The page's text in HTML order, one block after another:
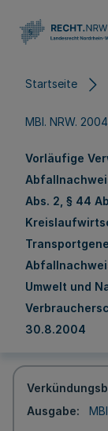
Startseite
MBl. NRW.
Vorläufige
Abs. 2, § 44
Umwelt und
30.8.2004
Ausgabe